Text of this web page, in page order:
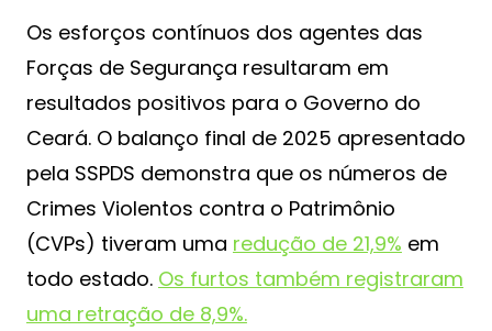
Os esforços contínuos dos agentes das
Forças de Segurança resultaram em
resultados positivos para o Governo do
Ceará. O balanço final de 2025 apresentado
pela SSPDS demonstra que os números de
Crimes Violentos contra o Patrimônio
(CVPs) tiveram uma redução de 21,9% em
todo estado. Os furtos também registraram
uma retração de 8,9%.